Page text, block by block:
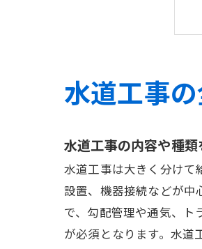
水道工事
水道工事の内容や種
水道工事は大きく分けて
設置、機器接続などが中
で、勾配管理や通気、ト
が必須となります。水道